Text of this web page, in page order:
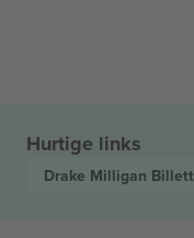
Hurtige links
Drake Milligan